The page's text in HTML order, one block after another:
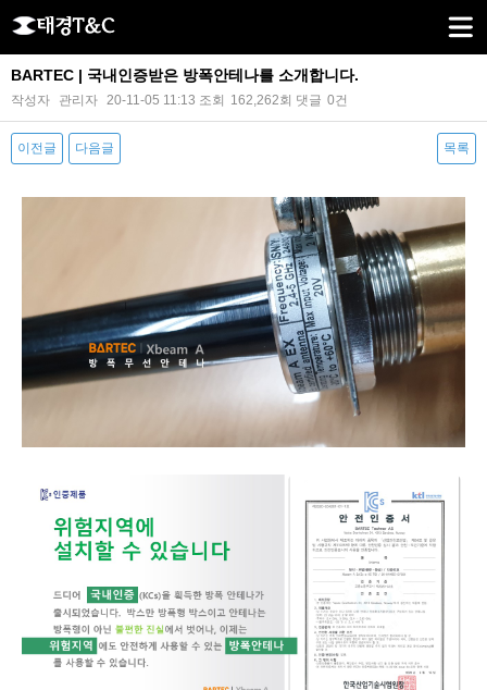
BARTEC | 국내인증받은 방폭안테나를 소개합니다.
작성자 관리자 20-11-05 11:13 조회 162,262회 댓글 0건
이전글 다음글 목록
본문